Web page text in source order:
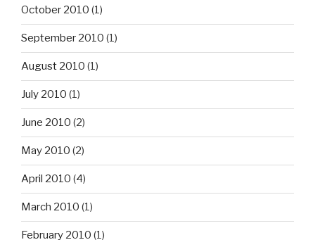
October 2010 (1)
September 2010 (1)
August 2010 (1)
July 2010 (1)
June 2010 (2)
May 2010 (2)
April 2010 (4)
March 2010 (1)
February 2010 (1)